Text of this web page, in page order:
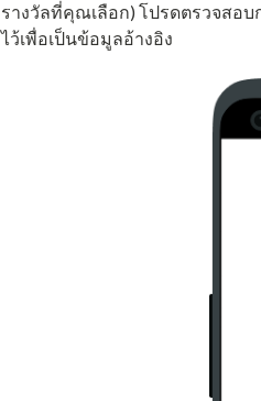
รางวัลที่คุณเลือก) โปรดตรวจสอ
ไว้เพื่อเป็นข้อมูลอ้างอิง